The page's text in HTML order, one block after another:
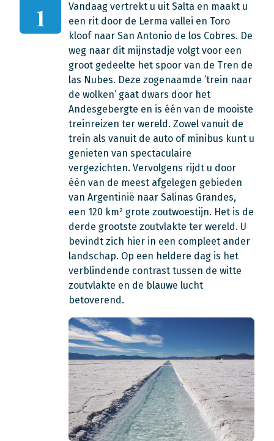
1
Vandaag vertrekt u uit Salta en maakt u
een rit door de Lerma vallei en Toro
kloof naar San Antonio de los Cobres. De
weg naar dit mijnstadje volgt voor een
groot gedeelte het spoor van de Tren de
las Nubes. Deze zogenaamde ’trein naar
de wolken’ gaat dwars door het
Andesgebergte en is één van de mooiste
treinreizen ter wereld. Zowel vanuit de
trein als vanuit de auto of minibus kunt u
genieten van spectaculaire
vergezichten. Vervolgens rijdt u door
één van de meest afgelegen gebieden
van Argentinië naar Salinas Grandes,
een 120 km² grote zoutwoestijn. Het is de
derde grootste zoutvlakte ter wereld. U
bevindt zich hier in een compleet ander
landschap. Op een heldere dag is het
verblindende contrast tussen de witte
zoutvlakte en de blauwe lucht
betoverend.